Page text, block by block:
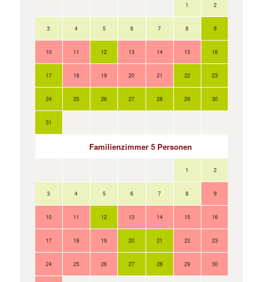
1 2
3 4 5 6 7 8 9
10 11 12 13 14 15 16
17 18 19 20 21 22 23
24 25 26 27 28 29 30
31
Familienzimmer 5 Personen
1 2
3 4 5 6 7 8 9
10 11 12 13 14 15 16
17 18 19 20 21 22 23
24 25 26 27 28 29 30